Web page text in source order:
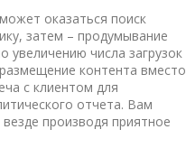
оказаться поиск
затем – продумывание
увеличению числа загрузок
контента вместо
с клиентом для
отчета. Вам
производя приятное